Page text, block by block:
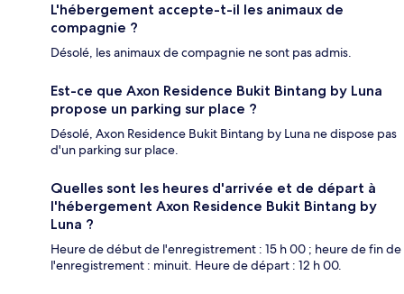
L'hébergement accepte-t-il les animaux de
compagnie ?
Désolé, les animaux de compagnie ne sont pas admis.
Est-ce que Axon Residence Bukit Bintang by Luna
propose un parking sur place ?
Désolé, Axon Residence Bukit Bintang by Luna ne dispose pas
d'un parking sur place.
Quelles sont les heures d'arrivée et de départ à
l'hébergement Axon Residence Bukit Bintang by
Luna ?
Heure de début de l'enregistrement : 15 h 00 ; heure de fin de
l'enregistrement : minuit. Heure de départ : 12 h 00.